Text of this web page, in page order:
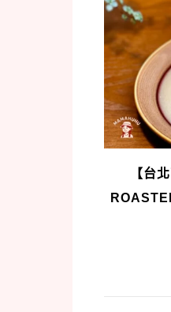
【台